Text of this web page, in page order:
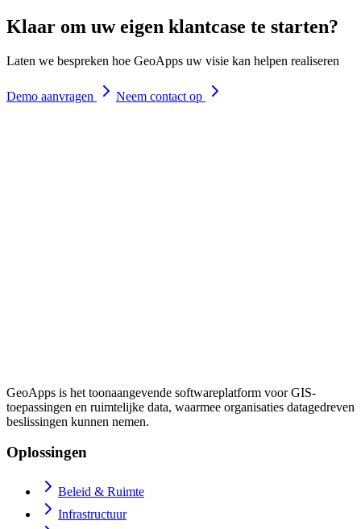
Klaar om uw eigen klantcase te starten?
Laten we bespreken hoe GeoApps uw visie kan helpen realiseren
Demo aanvragen Neem contact op
GeoApps is het toonaangevende softwareplatform voor GIS-
toepassingen en ruimtelijke data, waarmee organisaties datagedreven
beslissingen kunnen nemen.
Oplossingen
Beleid & Ruimte
Infrastructuur